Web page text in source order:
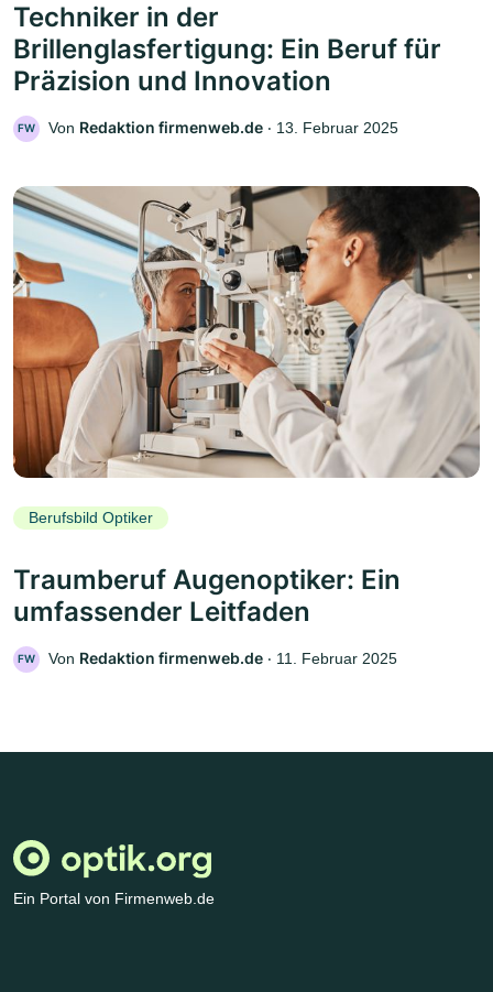
Techniker in der
Brillenglasfertigung: Ein Beruf für
Präzision und Innovation
FW Von Redaktion firmenweb.de ‧ 13. Februar 2025
Berufsbild Optiker
Traumberuf Augenoptiker: Ein
umfassender Leitfaden
FW Von Redaktion firmenweb.de ‧ 11. Februar 2025
Ein Portal von Firmenweb.de